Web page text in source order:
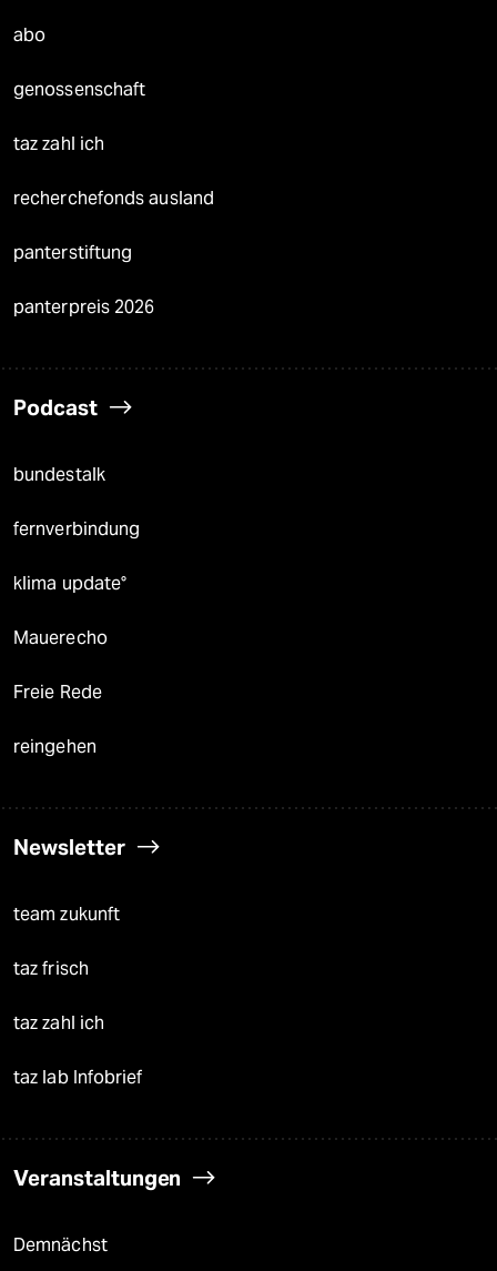
abo
genossenschaft
taz zahl ich
recherchefonds ausland
panterstiftung
panterpreis 2026
Podcast
bundestalk
fernverbindung
klima update°
Mauerecho
Freie Rede
reingehen
Newsletter
team zukunft
taz frisch
taz zahl ich
taz lab Infobrief
Veranstaltungen
Demnächst